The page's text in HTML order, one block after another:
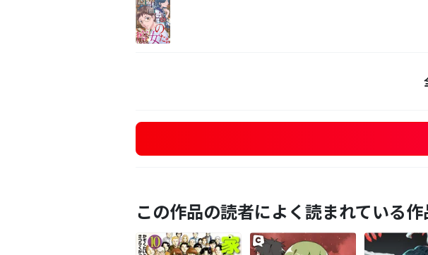
この作品の読者によく読まれている作